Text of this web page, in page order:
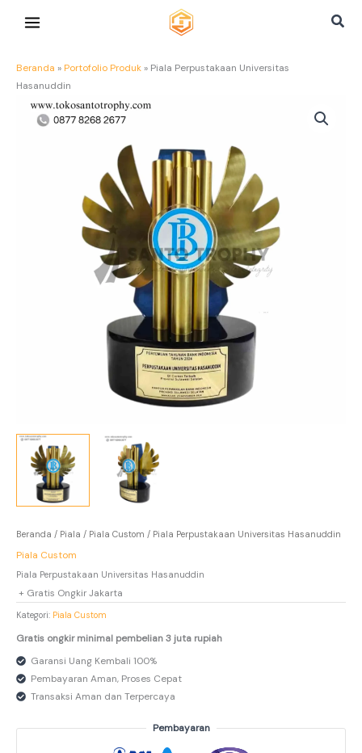
Cari
Beranda » Portofolio Produk » Piala Perpustakaan Universitas
Hasanuddin
Beranda / Piala / Piala Custom / Piala Perpustakaan Universitas Hasanuddin
Piala Custom
Piala Perpustakaan Universitas Hasanuddin
+ Gratis Ongkir Jakarta
Kategori: Piala Custom
Gratis ongkir minimal pembelian 3 juta rupiah
Garansi Uang Kembali 100%
Pembayaran Aman, Proses Cepat
Transaksi Aman dan Terpercaya
Pembayaran